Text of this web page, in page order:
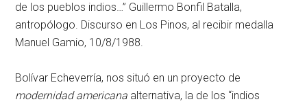
de los pueblos indios…” Guillermo Bonfil Batalla,
antropólogo. Discurso en Los Pinos, al recibir medalla
Manuel Gamio, 10/8/1988.
Bolívar Echeverría, nos situó en un proyecto de
modernidad americana alternativa, la de los “indios